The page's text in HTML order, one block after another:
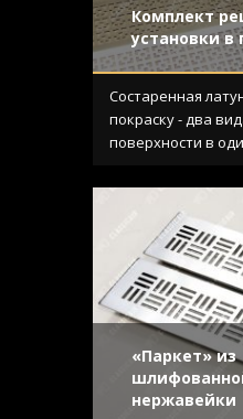
Комплект
установки в
Материал-
Отделка-
с эффектом
Узор-
Состаренная
покраску - два
поверхности в
«Паркет» из
нержавейки